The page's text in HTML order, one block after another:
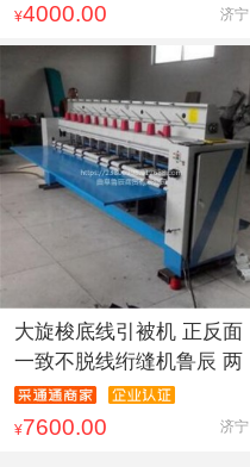
¥4000.00 济宁
大旋梭底线引被机 正反面
一致不脱线绗缝机鲁辰 两
¥7600.00 济宁